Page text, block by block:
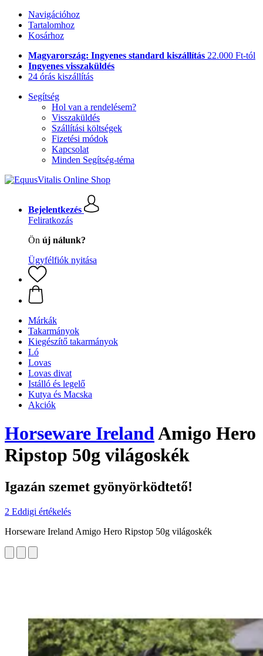
Navigációhoz
Tartalomhoz
Kosárhoz
Magyarország: Ingyenes standard kiszállítás 22.000 Ft-tól
Ingyenes visszaküldés
24 órás kiszállítás
Segítség
Hol van a rendelésem?
Visszaküldés
Szállítási költségek
Fizetési módok
Kapcsolat
Minden Segítség-téma
Bejelentkezés
Feliratkozás
Ön új nálunk?
Ügyfélfiók nyitása
Márkák
Takarmányok
Kiegészítő takarmányok
Ló
Lovas
Lovas divat
Istálló és legelő
Kutya és Macska
Akciók
Horseware IrelandAmigo Hero
Ripstop 50g világoskék
Igazán szemet gyönyörködtető!
2 Eddigi értékelés
Horseware Ireland Amigo Hero Ripstop 50g világoskék